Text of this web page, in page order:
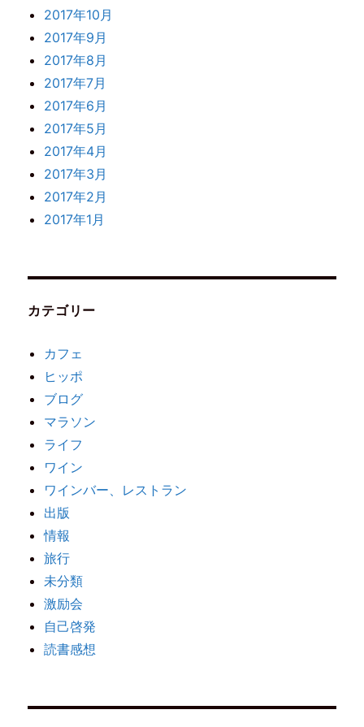
2017年10月
2017年9月
2017年8月
2017年7月
2017年6月
2017年5月
2017年4月
2017年3月
2017年2月
2017年1月
カテゴリー
カフェ
ヒッポ
ブログ
マラソン
ライフ
ワイン
ワインバー、レストラン
出版
情報
旅行
未分類
激励会
自己啓発
読書感想